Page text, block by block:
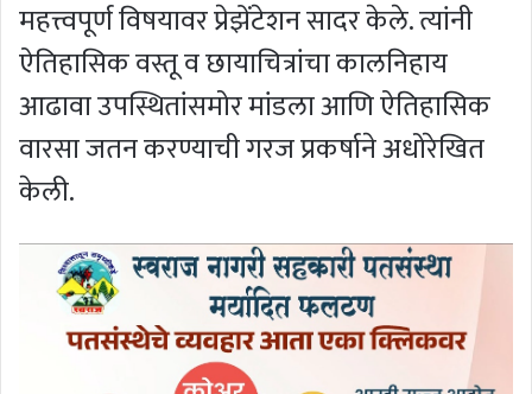
महत्त्वपूर्ण विषयावर प्रेझेंटेशन सादर केले. त्यांनी
ऐतिहासिक वस्तू व छायाचित्रांचा कालनिहाय
आढावा उपस्थितांसमोर मांडला आणि ऐतिहासिक
वारसा जतन करण्याची गरज प्रकर्षाने अधोरेखित
केली.